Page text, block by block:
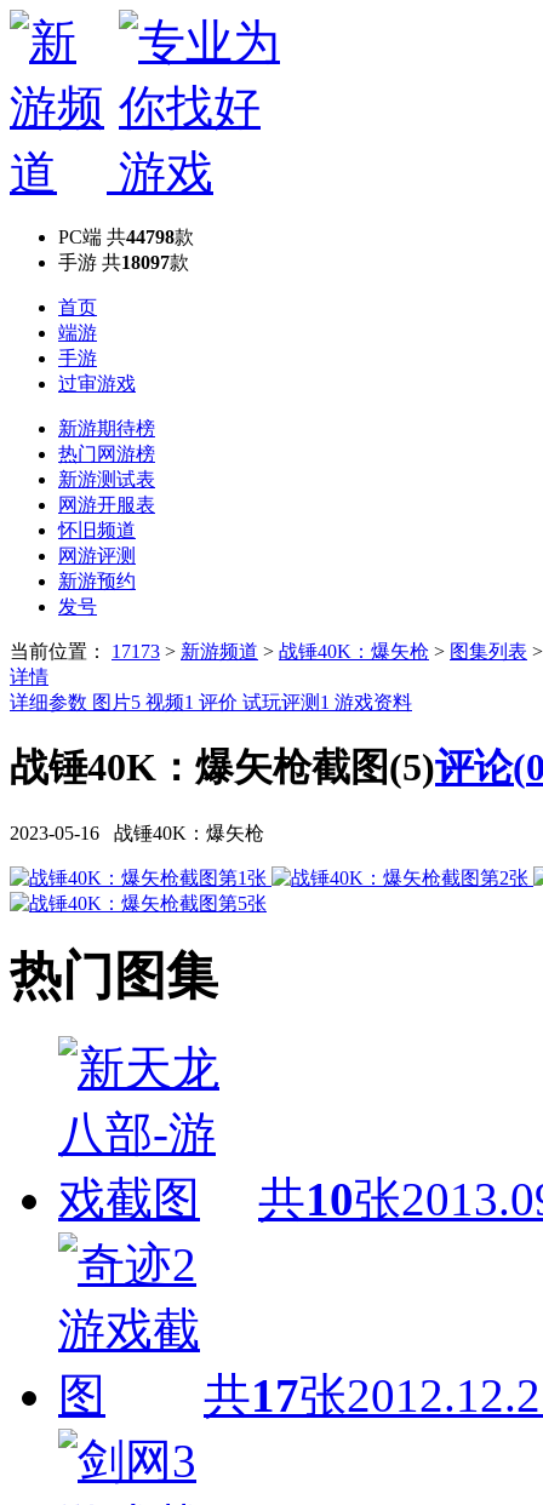
PC端 共44798款
手游 共18097款
首页
端游
手游
过审游戏
新游期待榜
热门网游榜
新游测试表
网游开服表
怀旧频道
网游评测
新游预约
发号
当前位置： 17173 > 新游频道 > 战锤40K：爆矢枪 > 图集列表
详情
详细参数 图片5 视频1 评价 试玩评测 1 游戏资料
战锤40K：爆矢枪截图(5)评论(
2023-05-16 战锤40K：爆矢枪
热门图集
共10张
共17张